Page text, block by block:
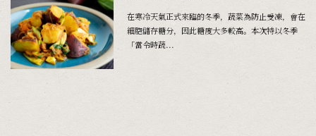
在寒冷天氣正式來臨的冬季，蔬菜為防止受凍，會在
細胞儲存糖分，因此糖度大多較高。本次特以冬季
「當令時蔬...